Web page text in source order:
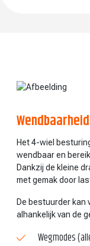
Wendbaarheid
Het 4-wiel
wendbaar en
Dankzij de kleine
met gemak door
De bestuurder
alhankelijk van de
Wegmodes